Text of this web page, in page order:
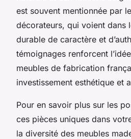
est souvent mentionnée par
décorateurs, qui voient dans
durable de caractère et
témoignages renforcent
meubles de fabrication
investissement esthétique et
Pour en savoir plus sur les
ces pièces uniques dans
la diversité des meubles